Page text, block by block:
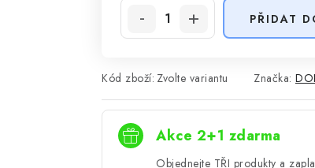
PŘIDAT
Kód zboží: Zvolte variantu Značka:
Akce 2+1 zdarma
Objednejte TŘI produkty a